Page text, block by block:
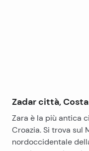
Zadar città,
Zara è la più antica
Croazia. Si trova sul
nordoccidentale